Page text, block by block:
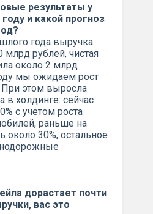
результаты у
и какой прогноз
года выручка
млрд рублей, чистая
около 2 млрд
мы ожидаем рост
При этом выросла
в холдинге: сейчас
с учетом роста
раньше на
около 30%, остальное
дорастает почти
вас это